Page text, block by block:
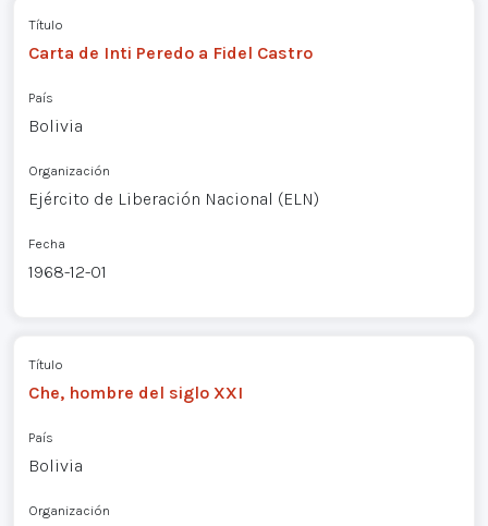
Título
Carta de Inti Peredo a Fidel Castro
País
Bolivia
Organización
Ejército de Liberación Nacional (ELN)
Fecha
1968-12-01
Título
Che, hombre del siglo XXI
País
Bolivia
Organización